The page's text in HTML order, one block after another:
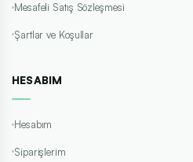
Mesafeli Satış Sözleşmesi
Şartlar ve Koşullar
HESABIM
Hesabım
Siparişlerim